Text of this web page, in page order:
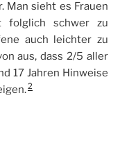
Man sieht es Frauen
schwer zu
auch leichter zu
aus, dass 2/5 aller
17 Jahren Hinweise
2